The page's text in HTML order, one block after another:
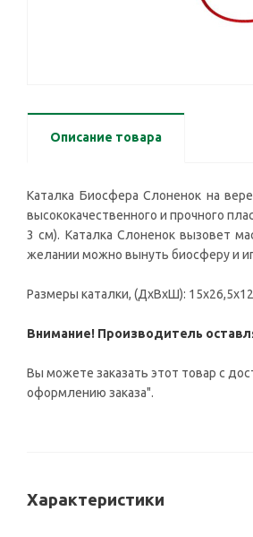
Описание товара
Каталка Биосфера Слоненок на
высококачественного и прочного
3 см). Каталка Слоненок вызовет
желании можно вынуть биосферу и
Размеры каталки, (ДxВxШ):
Внимание! Производитель
Вы можете заказать этот товар с
оформлению заказа".
Характеристики